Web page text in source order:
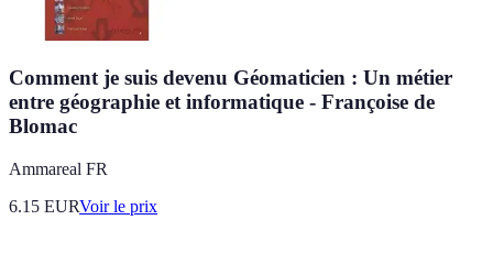
Comment je suis devenu Géomaticien : Un métier
entre géographie et informatique - Françoise de
Blomac
Ammareal FR
6.15 EURVoir le prix